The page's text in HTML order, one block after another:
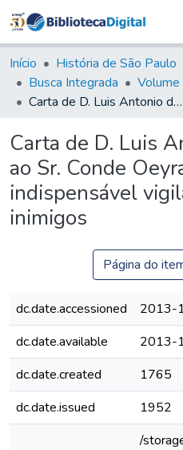
&
Início História de São Paulo
Busca Integrada
Carta de D. Luis Antonio de Souza ao Sr. Conde Oeyras, sobre a indispensável vigilância aos nossos inimigos
Carta de D. Luis
ao Sr. Conde
indispensável
inimigos
Página do
dc.date.accessioned
2013-
dc.date.available
2013-
dc.date.created
1765
dc.date.issued
1952
/